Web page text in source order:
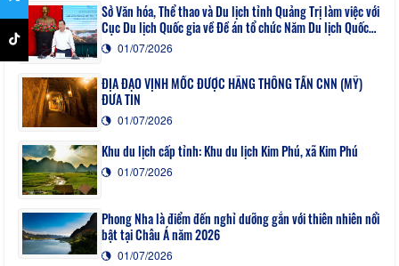
Sở Văn hóa, Thể thao và Du lịch tỉnh Quảng Trị làm việc với
Cục Du lịch Quốc gia về Đề án tổ chức Năm Du lịch Quốc
gia - Quảng Trị 2027
01/07/2026
ĐỊA ĐẠO VỊNH MỐC ĐƯỢC HÃNG THÔNG TẤN CNN (MỸ)
ĐƯA TIN
01/07/2026
Khu du lịch cấp tỉnh: Khu du lịch Kim Phú, xã Kim Phú
01/07/2026
Phong Nha là điểm đến nghỉ dưỡng gắn với thiên nhiên nổi
bật tại Châu Á năm 2026
01/07/2026